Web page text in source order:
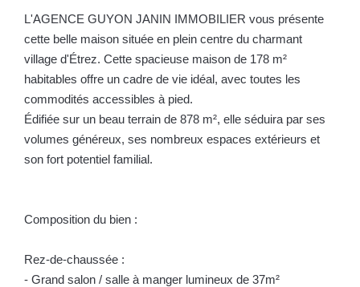
L'AGENCE GUYON JANIN IMMOBILIER vous présente
cette belle maison située en plein centre du charmant
village d'Étrez. Cette spacieuse maison de 178 m²
habitables offre un cadre de vie idéal, avec toutes les
commodités accessibles à pied.
Édifiée sur un beau terrain de 878 m², elle séduira par ses
volumes généreux, ses nombreux espaces extérieurs et
son fort potentiel familial.
Composition du bien :
Rez-de-chaussée :
- Grand salon / salle à manger lumineux de 37m²